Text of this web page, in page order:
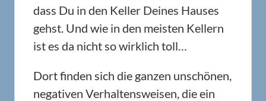
dass Du in den Keller Deines Hauses
gehst. Und wie in den meisten Kellern
ist es da nicht so wirklich toll…
Dort finden sich die ganzen unschönen,
negativen Verhaltensweisen, die ein